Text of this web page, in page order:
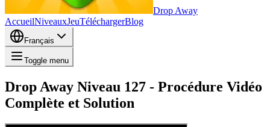
Drop Away
AccueilNiveauxJeuTéléchargerBlog
Français
Toggle menu
Drop Away Niveau 127 - Procédure Vidéo
Complète et Solution